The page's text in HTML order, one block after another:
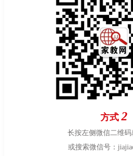
方式 2
长按左侧微信二维码
或搜索微信号：